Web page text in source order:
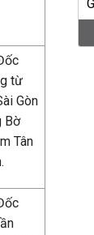
từ
Gòn
Bờ
Tân